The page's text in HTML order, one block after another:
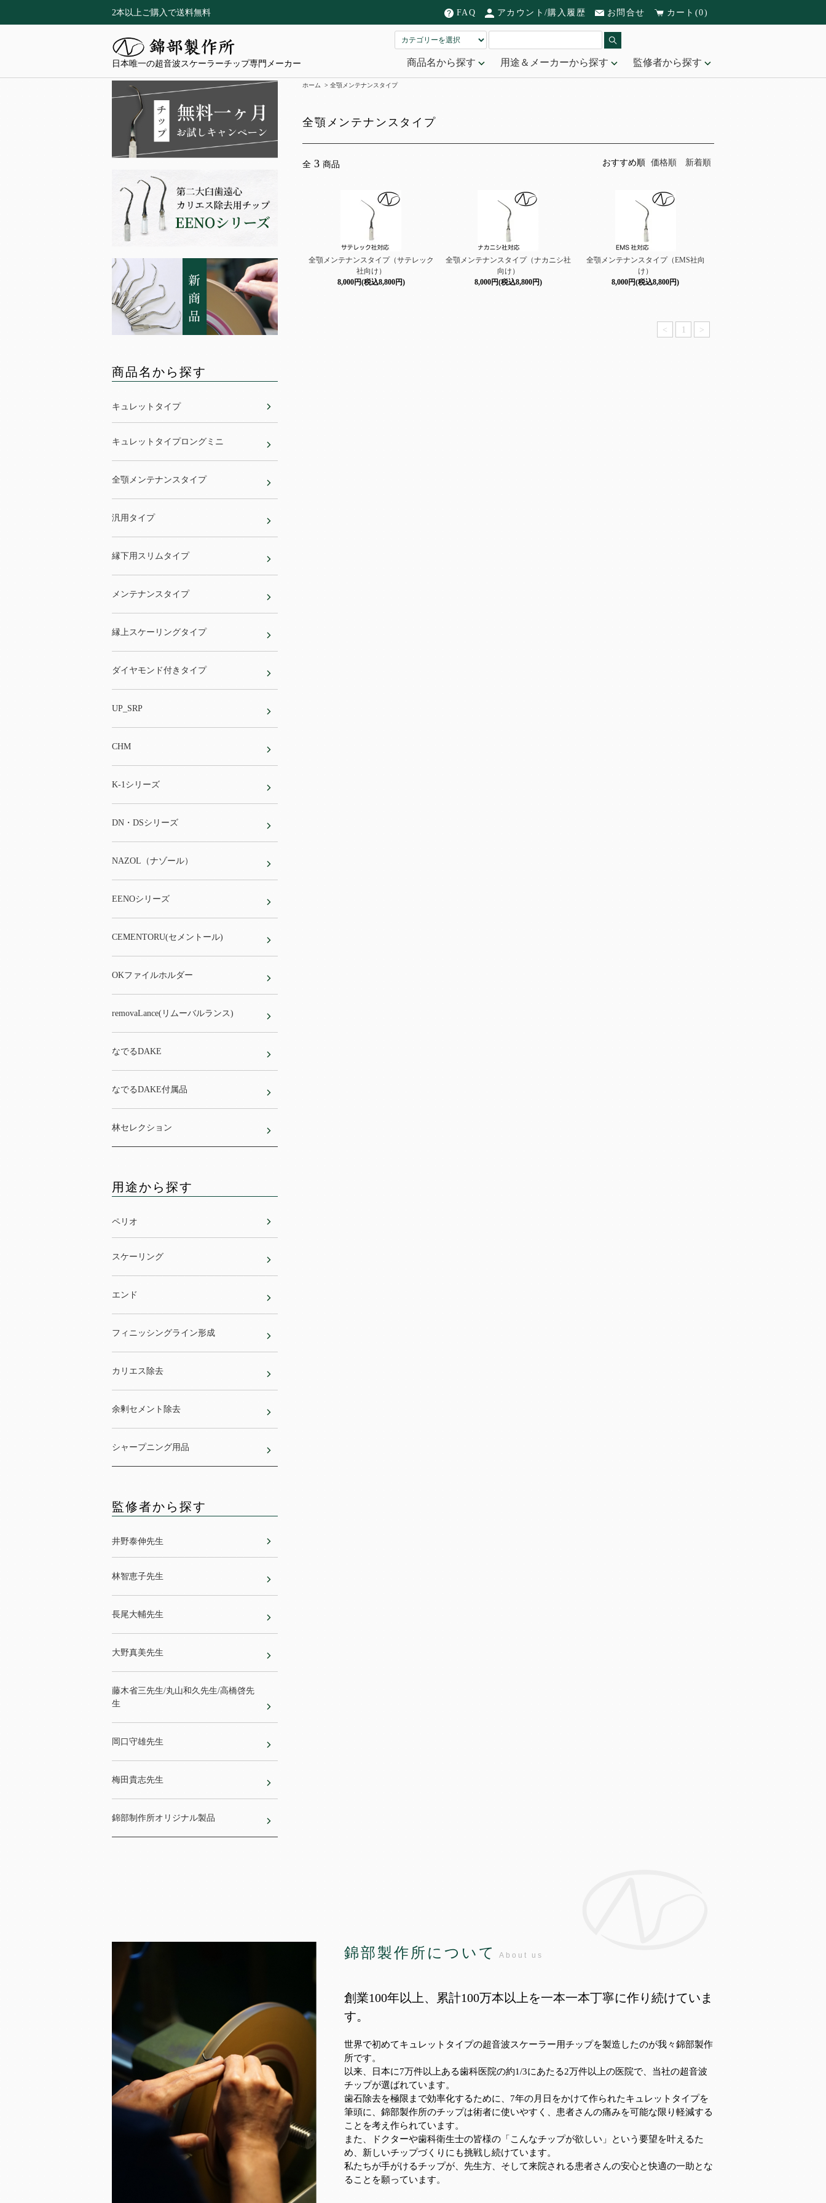
2本以上ご購入で送料無料 FAQ アカウント/購入履歴 お問合せ カート(0)
日本唯一の超音波スケーラーチップ専門メーカー 商品名から探す 用途＆メーカーから探す 監修者から探す
ホーム > 全顎メンテナンスタイプ
全顎メンテナンスタイプ
全 3 商品 おすすめ順 価格順 新着順
全顎メンテナンスタイプ（サテレック
社向け）
8,000円(税込8,800円)
全顎メンテナンスタイプ（ナカニシ社
向け）
8,000円(税込8,800円)
全顎メンテナンスタイプ（EMS社向
け）
8,000円(税込8,800円)
< 1 >
商品名から探す
キュレットタイプ
キュレットタイプロングミニ
全顎メンテナンスタイプ
汎用タイプ
縁下用スリムタイプ
メンテナンスタイプ
縁上スケーリングタイプ
ダイヤモンド付きタイプ
UP_SRP
CHM
K-1シリーズ
DN・DSシリーズ
NAZOL（ナゾール）
EENOシリーズ
CEMENTORU(セメントール)
OKファイルホルダー
removaLance(リムーバルランス)
なでるDAKE
なでるDAKE付属品
林セレクション
用途から探す
ペリオ
スケーリング
エンド
フィニッシングライン形成
カリエス除去
余剰セメント除去
シャープニング用品
監修者から探す
井野泰伸先生
林智恵子先生
長尾大輔先生
大野真美先生
藤木省三先生/丸山和久先生/高橋啓先
生
岡口守雄先生
梅田貴志先生
錦部制作所オリジナル製品
錦部製作所について About us
創業100年以上、累計100万本以上を一本一本丁寧に作り続けていま
す。
世界で初めてキュレットタイプの超音波スケーラー用チップを製造したのが我々錦部製作
所です。
以来、日本に7万件以上ある歯科医院の約1/3にあたる2万件以上の医院で、当社の超音波
チップが選ばれています。
歯石除去を極限まで効率化するために、7年の月日をかけて作られたキュレットタイプを
筆頭に、錦部製作所のチップは術者に使いやすく、患者さんの痛みを可能な限り軽減する
ことを考え作られています。
また、ドクターや歯科衛生士の皆様の「こんなチップが欲しい」という要望を叶えるた
め、新しいチップづくりにも挑戦し続けています。
私たちが手がけるチップが、先生方、そして来院される患者さんの安心と快適の一助とな
ることを願っています。